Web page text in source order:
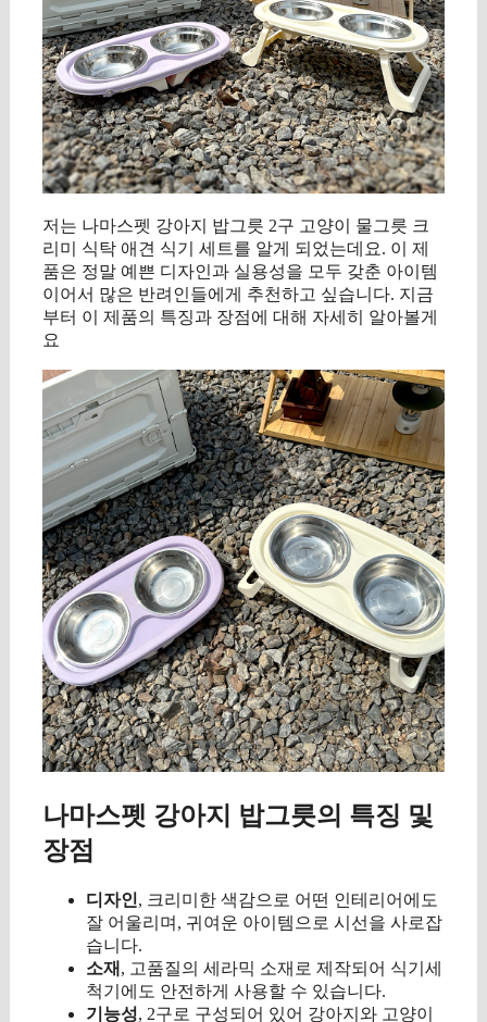
저는 나마스펫 강아지 밥그릇 2구 고양이 물그릇 크
리미 식탁 애견 식기 세트를 알게 되었는데요. 이 제
품은 정말 예쁜 디자인과 실용성을 모두 갖춘 아이템
이어서 많은 반려인들에게 추천하고 싶습니다. 지금
부터 이 제품의 특징과 장점에 대해 자세히 알아볼게
요
나마스펫 강아지 밥그릇의 특징 및
장점
디자인, 크리미한 색감으로 어떤 인테리어에도
잘 어울리며, 귀여운 아이템으로 시선을 사로잡
습니다.
소재 , 고품질의 세라믹 소재로 제작되어 식기세
척기에도 안전하게 사용할 수 있습니다.
기능성, 2구로 구성되어 있어 강아지와 고양이